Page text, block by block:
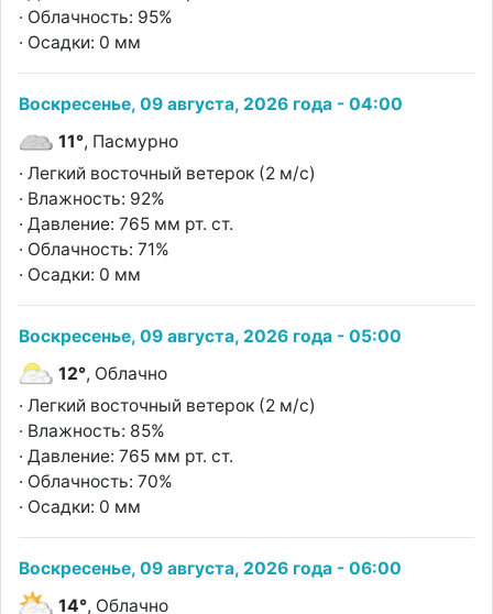
· Облачность: 95%
· Осадки: 0 мм
Воскресенье, 09 августа, 2026 года - 04:00
11°, Пасмурно
· Легкий восточный ветерок (2 м/с)
· Влажность: 92%
· Давление: 765 мм рт. ст.
· Облачность: 71%
· Осадки: 0 мм
Воскресенье, 09 августа, 2026 года - 05:00
12°, Облачно
· Легкий восточный ветерок (2 м/с)
· Влажность: 85%
· Давление: 765 мм рт. ст.
· Облачность: 70%
· Осадки: 0 мм
Воскресенье, 09 августа, 2026 года - 06:00
14°, Облачно